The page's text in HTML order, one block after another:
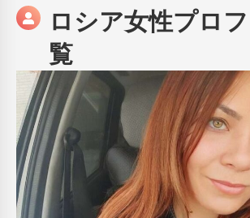
ロシア女性プロ
覧